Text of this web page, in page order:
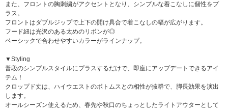
また、フロントの胸刺繍がアクセントとなり、シンプルな着こなしに個性をプ
ラス。
フロントはダブルジップで上下の開け具合で着こなしの幅が広がります。
フード紐は光沢のある太めのリボンが◎
ベーシックで合わせやすいカラーがラインナップ。
▼Styling
普段のシンプルスタイルにプラスするだけで、即座にアップデートできるアイ
テム！
クロップド丈は、ハイウエストのボトムスとの相性が抜群で、脚長効果を演出
します。
オールシーズン使えるため、春先や秋口のちょっとしたライトアウターとして